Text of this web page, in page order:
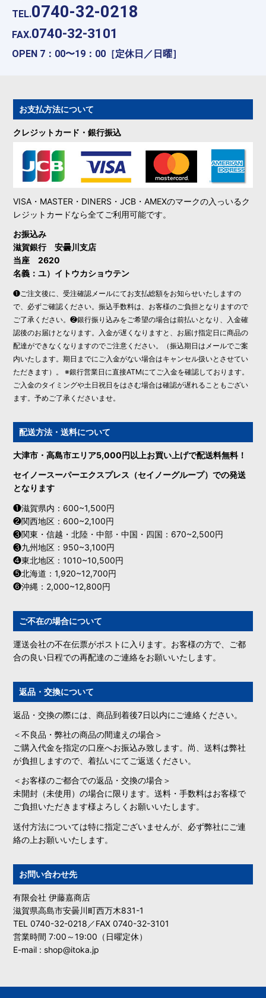
TEL.0740-32-0218
FAX.0740-32-3101
OPEN 7：00〜19：00［定休日／日曜］
お支払方法について
クレジットカード・銀行振込
VISA・MASTER・DINERS・JCB・AMEXのマークの入っいるク
レジットカードなら全てご利用可能です。
お振込み
滋賀銀行 安曇川支店
当座 2620
名義：ユ）イトウカショウテン
❶ご注文後に、受注確認メールにてお支払総額をお知らせいたしますの
で、必ずご確認ください。振込手数料は、お客様のご負担となりますので
ご了承ください。❷銀行振り込みをご希望の場合は前払いとなり、入金確
認後のお届けとなります。入金が遅くなりますと、お届け指定日に商品の
配達ができなくなりますのでご注意ください。（振込期日はメールでご案
内いたします。期日までにご入金がない場合はキャンセル扱いとさせてい
ただきます）。 ※銀行営業日に直接ATMにてご入金を確認しております。
ご入金のタイミングや土日祝日をはさむ場合は確認が遅れることもござい
ます。予めご了承くださいませ。
配送方法・送料について
大津市・高島市エリア5,000円以上お買い上げで配送料無料！
セイノースーパーエクスプレス（セイノーグループ）での発送
となります
❶滋賀県内：600~1,500円
❷関西地区：600~2,100円
❸関東・信越・北陸・中部・中国・四国：670~2,500円
❸九州地区：950~3,100円
❹東北地区：1010~10,500円
❺北海道：1,920~12,700円
❻沖縄：2,000~12,800円
ご不在の場合について
運送会社の不在伝票がポストに入ります。お客様の方で、ご都
合の良い日程での再配達のご連絡をお願いいたします。
返品・交換について
返品・交換の際には、商品到着後7日以内にご連絡ください。
＜不良品・弊社の商品の間違えの場合＞
ご購入代金を指定の口座へお振込み致します。尚、送料は弊社
が負担しますので、着払いにてご返送ください。
＜お客様のご都合での返品・交換の場合＞
未開封（未使用）の場合に限ります。送料・手数料はお客様で
ご負担いただきます様よろしくお願いいたします。
送付方法については特に指定ございませんが、必ず弊社にご連
絡の上お願いいたします。
お問い合わせ先
有限会社 伊藤嘉商店
滋賀県高島市安曇川町西万木831-1
TEL 0740-32-0218／FAX 0740-32-3101
営業時間 7:00～19:00（日曜定休）
E-mail : shop@itoka.jp